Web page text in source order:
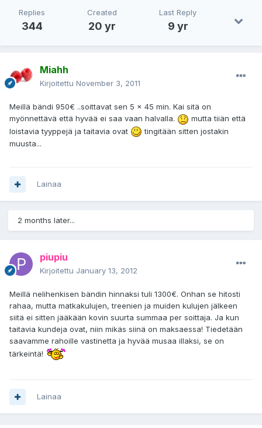
Replies
344
Created
20 yr
Last Reply
9 yr
Miahh
Kirjoitettu November 3, 2011
Meillä bändi 950€ ..soittavat sen 5 x 45 min. Kai sitä on
myönnettävä että hyvää ei saa vaan halvalla.
mutta tiiän että
loistavia tyyppejä ja taitavia ovat
tingitään sitten jostakin
muusta...
Lainaa
2 months later...
piupiu
Kirjoitettu January 13, 2012
Meillä nelihenkisen bändin hinnaksi tuli 1300€. Onhan se hitosti
rahaa, mutta matkakulujen, treenien ja muiden kulujen jälkeen
siitä ei sitten jääkään kovin suurta summaa per soittaja. Ja kun
taitavia kundeja ovat, niin mikäs siinä on maksaessa! Tiedetään
saavamme rahoille vastinetta ja hyvää musaa illaksi, se on
tärkeintä!
Lainaa